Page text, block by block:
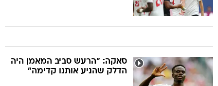
סאקה: "הרעש סביב המאמן היה
הדלק שהניע אותנו קדימה"